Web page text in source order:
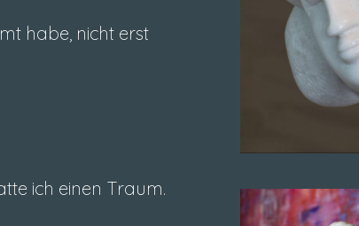
habe, nicht erst
ich einen Traum.